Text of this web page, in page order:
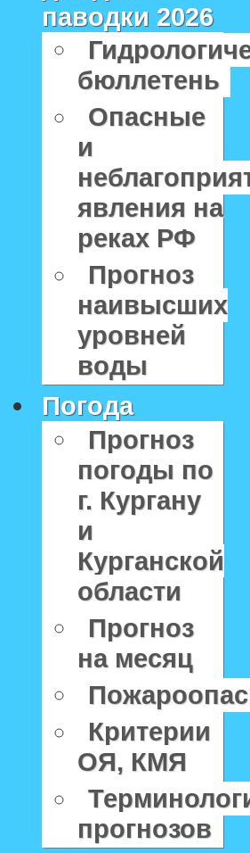
паводки 2026
бюллетень
Опасные
и
явления на
реках РФ
Прогноз
наивысших
уровней
воды
Погода
Прогноз
погоды по
г. Кургану
и
Курганской
области
Прогноз
на месяц
Критерии
ОЯ, КМЯ
прогнозов